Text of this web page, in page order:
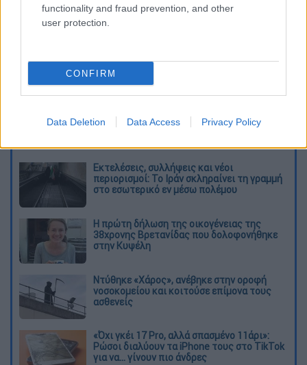
functionality and fraud prevention, and other
user protection.
CONFIRM
Data Deletion Data Access Privacy Policy
καταχώρηση
Εκτελέσεις, συλλήψεις και νέοι
περιορισμοί: Το Ιράν σκληραίνει τη γραμμή
στο εσωτερικό εν μέσω πολέμου
Η πρώτη δήλωση της οικογένειας της
38χρονης Βρετανίδας που δολοφονήθηκε
στην Κυψέλη
Ντύθηκε «Χάρος», ανέβηκε στην οροφή
νοσοκομείου και κοιτούσε επίμονα τους
ασθενείς
«Όχι γκέι 17 Pro, αλλά σπασμένο 11άρι»:
Ρώσοι διαλύουν τα iPhone τους στο TikTok
για να... γίνουν πιο άνδρες